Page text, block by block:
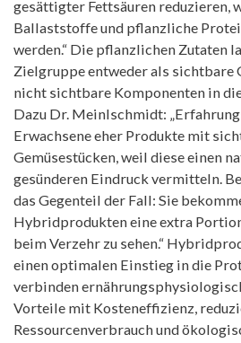
gesättigter Fettsäuren reduzieren,
Ballaststoffe und pflanzliche
werden.“ Die pflanzlichen Zutaten
Zielgruppe entweder als sichtbare
nicht sichtbare Komponenten in
Dazu Dr. Meinlschmidt:
Erwachsene eher Produkte mit
Gemüsestücken, weil diese einen
gesünderen Eindruck vermitteln.
das Gegenteil der Fall: Sie
Hybridprodukten eine extra
beim Verzehr zu sehen.“
einen optimalen Einstieg in die
verbinden
Vorteile mit Kosteneffizienz,
Ressourcenverbrauch und